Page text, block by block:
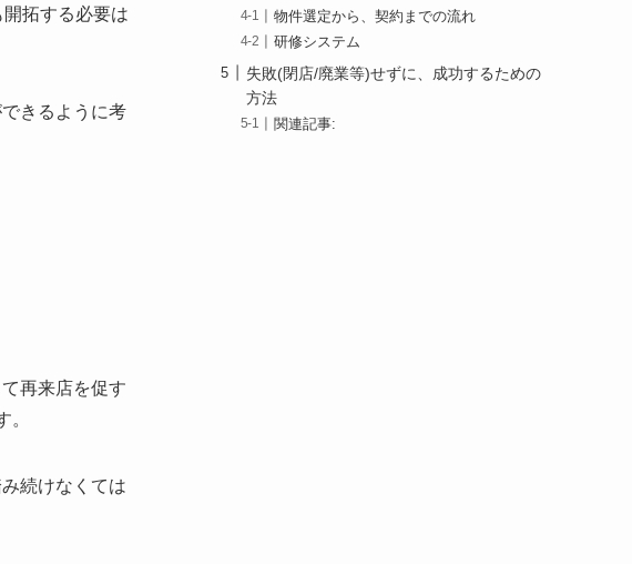
拓する必要は
きるように考
再来店を促す
続けなくては
物件選定から、契約までの流れ
研修システム
失敗(閉店/廃業等)せずに、成功するための
方法
関連記事: